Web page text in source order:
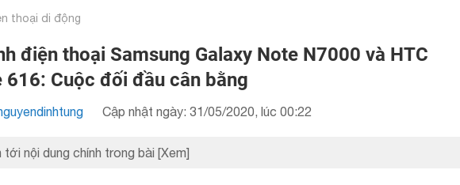
thoại di động
điện thoại Samsung Galaxy Note N7000 và HTC
616: Cuộc đối đầu cân bằng
Cập nhật ngày: 31/05/2020, lúc 00:22
tới nội dung chính trong bài [Xem]